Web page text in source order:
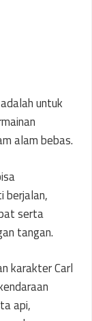
untuk
alam bebas.
berjalan,
serta
tangan.
karakter Carl
api,